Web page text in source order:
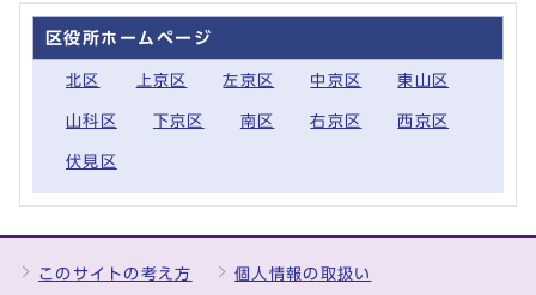
区役所ホームページ
北区 上京区 左京区 中京区 東山区
山科区 下京区 南区 右京区 西京区
伏見区
このサイトの考え方 個人情報の取扱い